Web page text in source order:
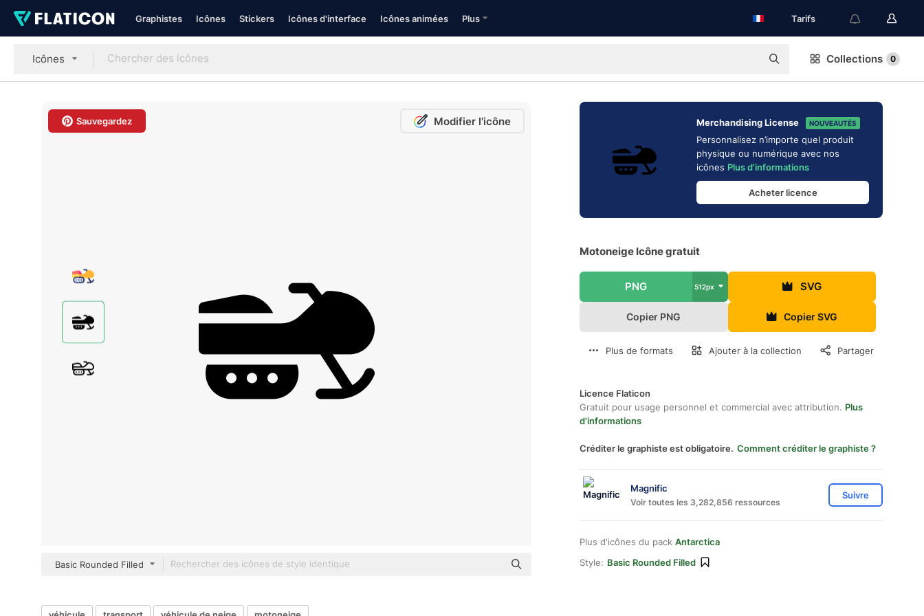
Graphistes Icônes Stickers Icônes d'interface Icônes animées Plus Tarifs
Icônes Collections 0
Sauvegardez Modifier l'icône
Basic Rounded Filled
Merchandising License NOUVEAUTÉS
Personnalisez n’importe quel produit
physique ou numérique avec nos
icônes Plus d'informations
Acheter licence
Motoneige Icône gratuit
PNG 512px SVG
Copier PNG Copier SVG
Plus de formats Ajouter à la collection Partager
Licence Flaticon
Gratuit pour usage personnel et commercial avec attribution. Plus
d'informations
Créditer le graphiste est obligatoire. Comment créditer le graphiste ?
Magnific
Voir toutes les 3,282,856 ressources
Suivre
Plus d'icônes du pack Antarctica
Style: Basic Rounded Filled